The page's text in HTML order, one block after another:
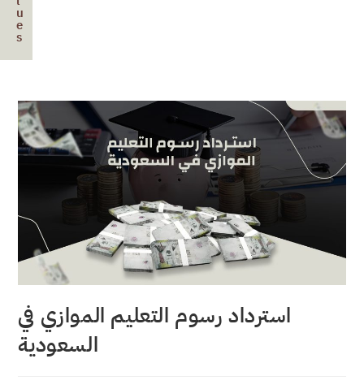
u
e
s
استرداد رسوم التعليم الموازي في
السعودية